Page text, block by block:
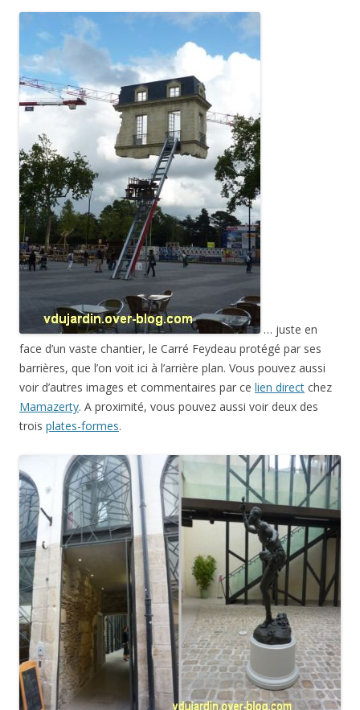
… juste en
face d’un vaste chantier, le Carré Feydeau protégé par ses
barrières, que l’on voit ici à l’arrière plan. Vous pouvez aussi
voir d’autres images et commentaires par ce lien direct chez
Mamazerty. A proximité, vous pouvez aussi voir deux des
trois plates-formes.